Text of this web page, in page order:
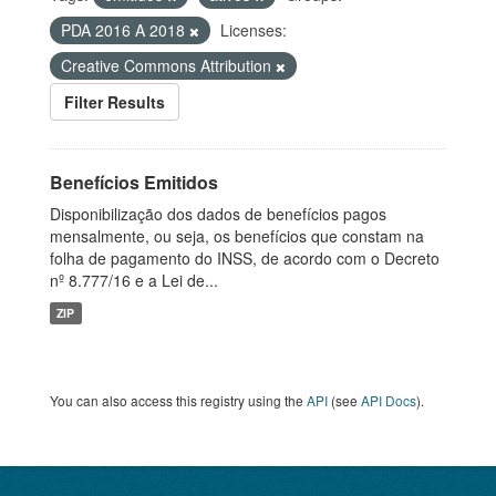
PDA 2016 A 2018
Licenses:
Creative Commons Attribution
Filter Results
Benefícios Emitidos
Disponibilização dos dados de benefícios pagos
mensalmente, ou seja, os benefícios que constam na
folha de pagamento do INSS, de acordo com o Decreto
nº 8.777/16 e a Lei de...
ZIP
You can also access this registry using the API (see API Docs).